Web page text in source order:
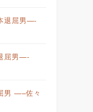
退屈男—-
屈男—-
男 —–佐々